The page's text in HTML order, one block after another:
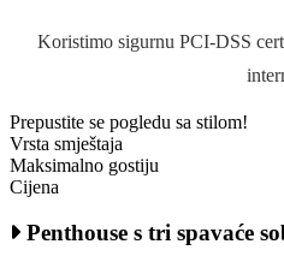
Koristimo sigurnu PCI-DSS
Prepustite se pogledu sa stilom!
Vrsta smještaja
Maksimalno gostiju
Cijena
Penthouse s tri spavaće